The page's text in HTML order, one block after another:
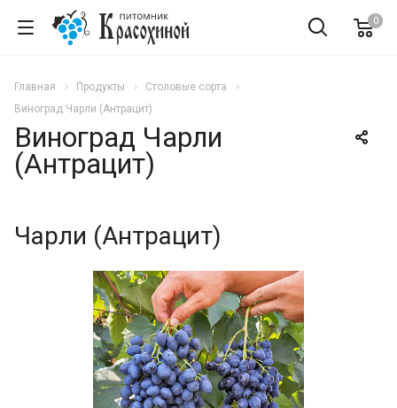
0
Главная Продукты
Столовые сорта
Виноград Чарли (Антрацит)
Виноград Чарли
(Антрацит)
Чарли (Антрацит)